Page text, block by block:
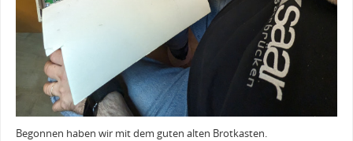
Begonnen haben wir mit dem guten alten Brotkasten.